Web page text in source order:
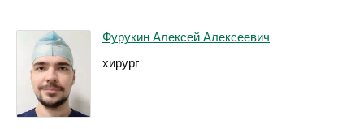
Фурукин Алексей Алексеевич
хирург